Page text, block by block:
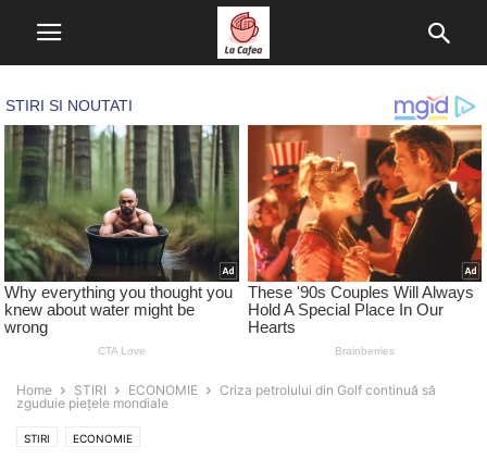
Home STIRI ECONOMIE
Criza petrolului din Golf continuă să
zguduie piețele mondiale
STIRI ECONOMIE